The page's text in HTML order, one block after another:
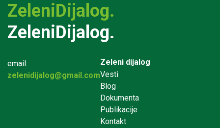
ZeleniDijalog.
ZeleniDijalog.
email:
zelenidijalog@gmail.com
Zeleni dijalog
Vesti
Blog
Dokumenta
Publikacije
Kontakt